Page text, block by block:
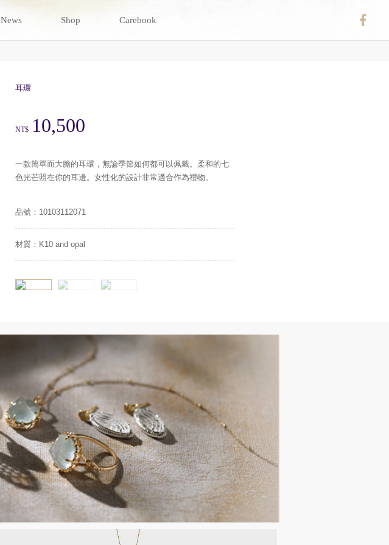
News Shop Carebook
耳環
NT$ 10,500
一款簡單而大膽的耳環，無論季節如何都可以佩戴。柔和的七
色光芒照在你的耳邊。女性化的設計非常適合作為禮物。
品號：10103112071
材質：K10 and opal